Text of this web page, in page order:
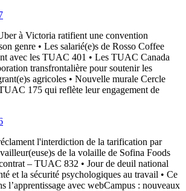
à Victoria ratifient une convention
genre • Les salarié(e)s de Rosso Coffee
avec les TUAC 401 • Les TUAC Canada
transfrontalière pour soutenir les
agricoles • Nouvelle murale Cercle
175 qui reflète leur engagement de
l'interdiction de la tarification par
de la volaille de Sofina Foods
– TUAC 832 • Jour de deuil national
et la sécurité psychologiques au travail • Ce
l’apprentissage avec webCampus : nouveaux